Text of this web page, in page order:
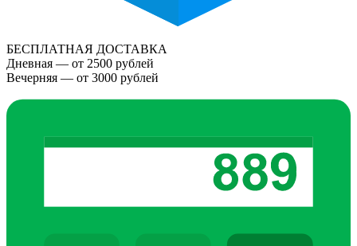
БЕСПЛАТНАЯ ДОСТАВКА
Дневная — от 2500 рублей
Вечерняя — от 3000 рублей